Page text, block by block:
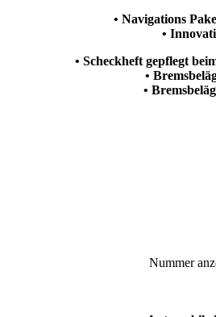
• Navigations
•
• Scheckheft gepflegt
•
•
Nummer